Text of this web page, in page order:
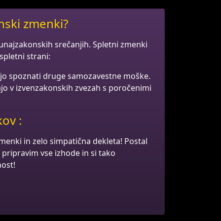
zmenki?
srečanjih. Spletni zmenki
strani:
spoznati druge samozavestne moške.
v izvenzakonskih zvezah s poročenimi
:
in zelo simpatična dekleta! Postal
vse izhode in si tako